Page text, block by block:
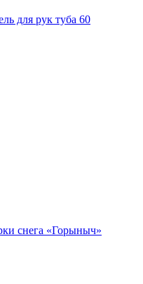
для рук туба 60
снега «Горыныч»